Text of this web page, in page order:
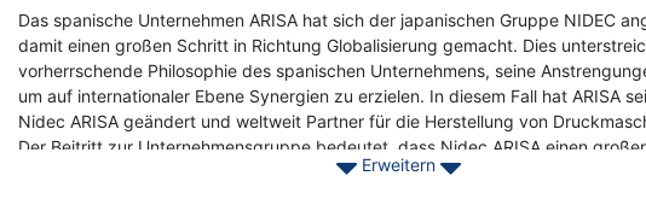
Das spanische Unternehmen ARISA hat sich der japanischen Gruppe NIDEC
damit einen großen Schritt in Richtung Globalisierung gemacht. Dies
vorherrschende Philosophie des spanischen Unternehmens, seine
um auf internationaler Ebene Synergien zu erzielen. In diesem Fall hat ARISA
Nidec ARISA geändert und weltweit Partner für die Herstellung von
Der Beitritt zur Unternehmensgruppe bedeutet, dass Nidec ARISA einen
Richtung Globalisierung macht. Eine Gelegenheit, Kunden auf der ganzen Welt
Erweitern